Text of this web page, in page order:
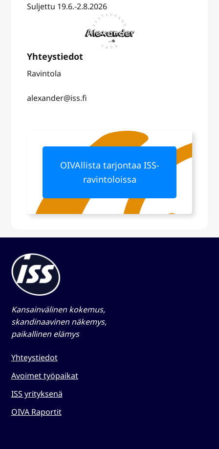
Suljettu 19.6.-2.8.2026
Ravintola
alexander@iss.fi
OIVAllista tarjontaa ISS-
ravintoloissa
Kansainvälinen kokemus,
skandinaavinen näkemys,
paikallinen elämys​
Yhteystiedot
Avoimet työpaikat
ISS yrityksenä
OIVA Raportit